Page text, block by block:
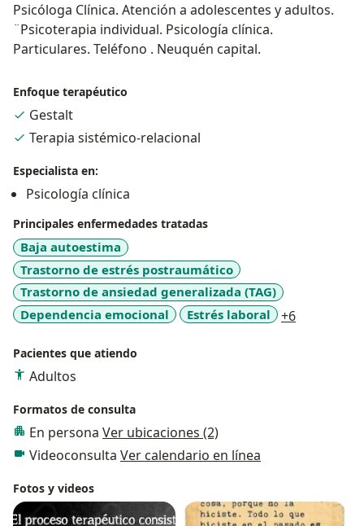
Psicóloga Clínica. Atención a adolescentes y adultos.
¨Psicoterapia individual. Psicología clínica.
Particulares. Teléfono . Neuquén capital.
Enfoque terapéutico
Gestalt
Terapia sistémico-relacional
Especialista en:
Psicología clínica
Principales enfermedades tratadas
Baja autoestima
Trastorno de estrés postraumático
Trastorno de ansiedad generalizada (TAG)
Dependencia emocional
Estrés laboral +6
Pacientes que atiendo
Adultos
Formatos de consulta
En persona Ver ubicaciones (2)
Videoconsulta Ver calendario en línea
Fotos y videos